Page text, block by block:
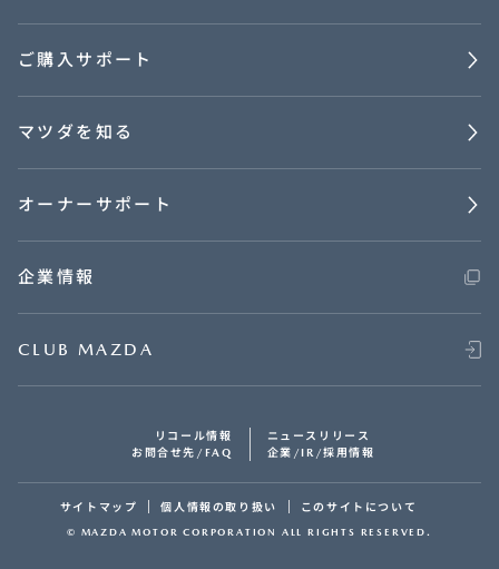
ご購入サポート
マツダを知る
オーナーサポート
企業情報
CLUB MAZDA
リコール情報
ニュースリリース
お問合せ先/FAQ
企業/IR/採用情報
サイトマップ 個人情報の取り扱い このサイトについて
© MAZDA MOTOR CORPORATION ALL RIGHTS RESERVED.